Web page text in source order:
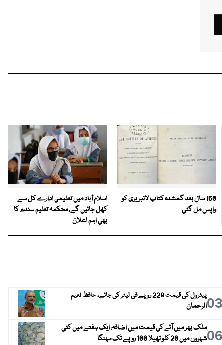
150 سال بعد گمشدہ کتاب لائبریری کو
واپس مل گئی
اسلام آباد میں تعلیمی ادارے کل سے
کھل جائیں گے، محکمہ تعلیم سندھ کا
بھی اہم اعلان
03
پیٹرول کی قیمت 228 روپے فی لیٹر کی جائے، حافظ نعیم
الرحمان
06ملک بھر میں آٹے کی قیمت میں اضافہ، ایک ہفتے میں کئی
شہروں میں 20 کلو تھیلا 100 روپے تک مہنگا